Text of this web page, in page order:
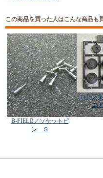
この商品を買った人はこんな商品も
B-FIELD／ソケットピ
ン Ｓ
コトブ
ニ